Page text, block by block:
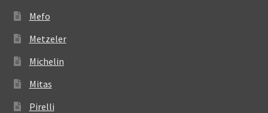
Mefo
Metzeler
Michelin
Mitas
Pirelli